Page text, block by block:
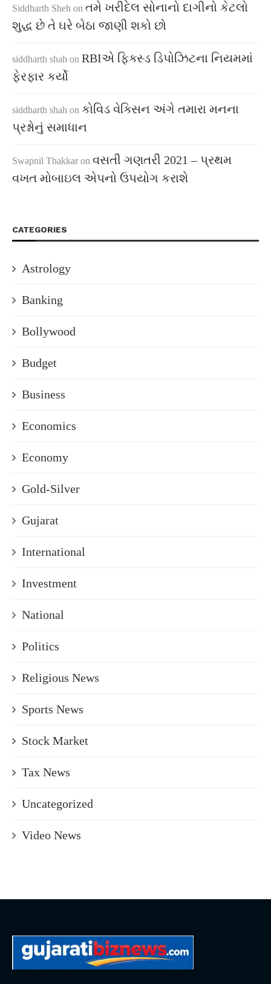
Siddharth Sheh on તમે ખરીદેલ સોનાનો દાગીનો કેટલો
શુદ્ધ છે તે ઘરે બેઠા જાણી શકો છો
siddharth shah on RBIએ ફિક્સ્ડ ડિપોઝિટના નિયમમાં
ફેરફાર કર્યો
siddharth shah on કોવિડ વેક્સિન અંગે તમારા મનના
પ્રશ્નોનું સમાધાન
Swapnil Thakkar on વસતી ગણતરી 2021 – પ્રથમ
વખત મોબાઇલ એપનો ઉપયોગ કરાશે
CATEGORIES
Astrology
Banking
Bollywood
Budget
Business
Economics
Economy
Gold-Silver
Gujarat
International
Investment
National
Politics
Religious News
Sports News
Stock Market
Tax News
Uncategorized
Video News